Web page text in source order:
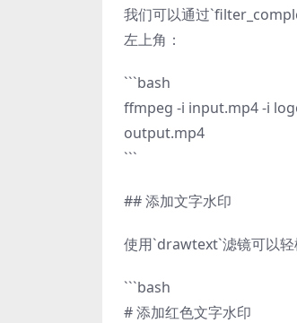
我们可以通过
左上角：
```bash
ffmpeg -i input.mp4 -i
output.mp4
```
## 添加文字水印
使用`drawtext`滤镜可以轻
```bash
# 添加红色文字水印